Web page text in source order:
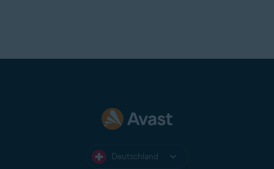
Deutschland